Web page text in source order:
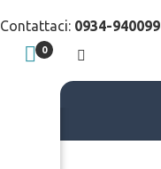
Contattaci: 0934-940099
0